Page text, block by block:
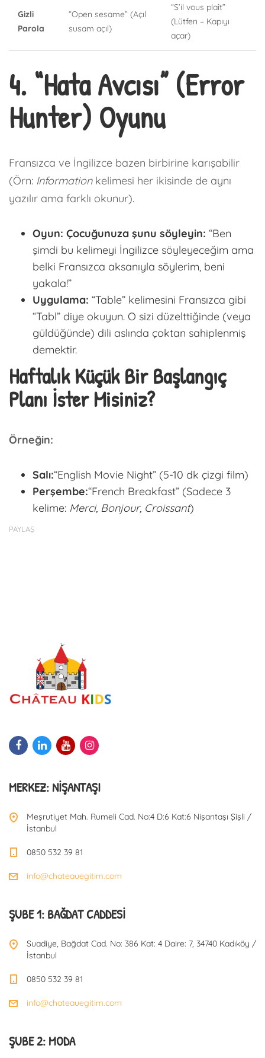
Gizli
Parola
“Open sesame” (Açıl
susam açıl)
“S’il vous plaît”
(Lütfen – Kapıyı
açar)
4. “Hata Avcısı” (Error
Hunter) Oyunu
Fransızca ve İngilizce bazen birbirine karışabilir
(Örn: Informationkelimesi her ikisinde de aynı
yazılır ama farklı okunur).
Oyun: Çocuğunuza şunu söyleyin: “Ben
şimdi bu kelimeyi İngilizce söyleyeceğim ama
belki Fransızca aksanıyla söylerim, beni
yakala!”
Uygulama: “Table” kelimesini Fransızca gibi
“Tabl” diye okuyun. O sizi düzelttiğinde (veya
güldüğünde) dili aslında çoktan sahiplenmiş
demektir.
Haftalık Küçük Bir Başlangıç
Planı İster Misiniz?
Örneğin:
Salı:“English Movie Night” (5-10 dk çizgi film)
Perşembe:“French Breakfast” (Sadece 3
kelime: Merci, Bonjour, Croissant)
PAYLAŞ
MERKEZ: NIŞANTAŞI
Meşrutiyet Mah. Rumeli Cad. No:4 D:6 Kat:6 Nişantaşı Şişli /
İstanbul
0850 532 39 81
info@chateauegitim.com
ŞUBE 1: BAĞDAT CADDESI
Suadiye, Bağdat Cad. No: 386 Kat: 4 Daire: 7, 34740 Kadıköy /
İstanbul
0850 532 39 81
info@chateauegitim.com
ŞUBE 2: MODA